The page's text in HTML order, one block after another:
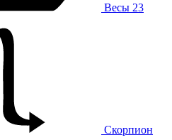
Весы 23
Скорпион